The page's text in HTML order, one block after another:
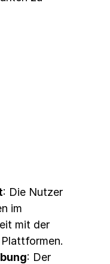
: Die Nutzer
im
mit der
: Der